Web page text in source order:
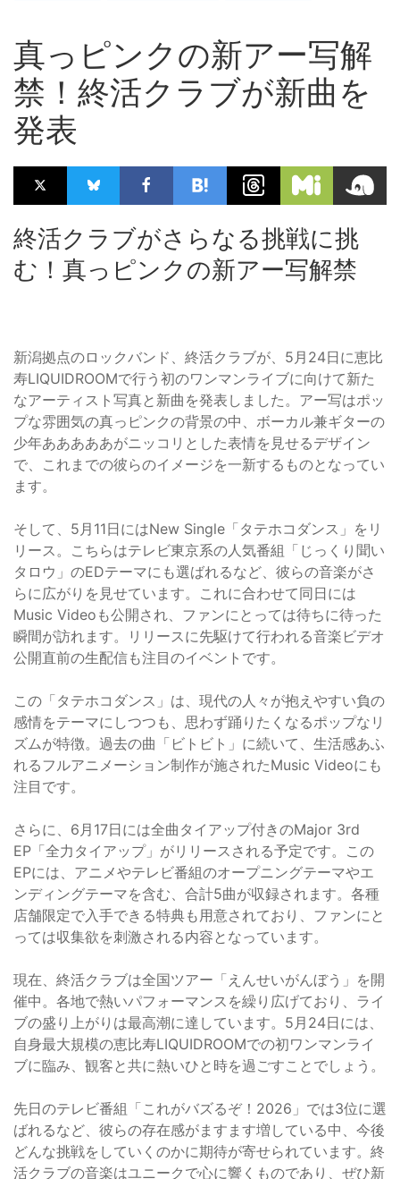
真っピンクの新アー写解
禁！終活クラブが新曲を
発表
終活クラブがさらなる挑戦に挑
む！真っピンクの新アー写解禁
新潟拠点のロックバンド、終活クラブが、5月24日に恵比
寿LIQUIDROOMで行う初のワンマンライブに向けて新た
なアーティスト写真と新曲を発表しました。アー写はポッ
プな雰囲気の真っピンクの背景の中、ボーカル兼ギターの
少年あああああがニッコリとした表情を見せるデザイン
で、これまでの彼らのイメージを一新するものとなってい
ます。
そして、5月11日にはNew Single「タテホコダンス」をリ
リース。こちらはテレビ東京系の人気番組「じっくり聞い
タロウ」のEDテーマにも選ばれるなど、彼らの音楽がさ
らに広がりを見せています。これに合わせて同日には
Music Videoも公開され、ファンにとっては待ちに待った
瞬間が訪れます。リリースに先駆けて行われる音楽ビデオ
公開直前の生配信も注目のイベントです。
この「タテホコダンス」は、現代の人々が抱えやすい負の
感情をテーマにしつつも、思わず踊りたくなるポップなリ
ズムが特徴。過去の曲「ビトビト」に続いて、生活感あふ
れるフルアニメーション制作が施されたMusic Videoにも
注目です。
さらに、6月17日には全曲タイアップ付きのMajor 3rd
EP「全力タイアップ」がリリースされる予定です。この
EPには、アニメやテレビ番組のオープニングテーマやエ
ンディングテーマを含む、合計5曲が収録されます。各種
店舗限定で入手できる特典も用意されており、ファンにと
っては収集欲を刺激される内容となっています。
現在、終活クラブは全国ツアー「えんせいがんぼう」を開
催中。各地で熱いパフォーマンスを繰り広げており、ライ
ブの盛り上がりは最高潮に達しています。5月24日には、
自身最大規模の恵比寿LIQUIDROOMでの初ワンマンライ
ブに臨み、観客と共に熱いひと時を過ごすことでしょう。
先日のテレビ番組「これがバズるぞ！2026」では3位に選
ばれるなど、彼らの存在感がますます増している中、今後
どんな挑戦をしていくのかに期待が寄せられています。終
活クラブの音楽はユニークで心に響くものであり、ぜひ新